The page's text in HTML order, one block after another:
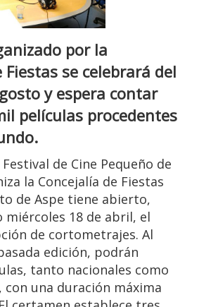
por la
Fiestas se celebrará del
y espera contar
películas procedentes
de Cine Pequeño de
la Concejalía de Fiestas
de Aspe tiene abierto,
miércoles 18 de abril, el
de cortometrajes. Al
edición, podrán
tanto nacionales como
con una duración máxima